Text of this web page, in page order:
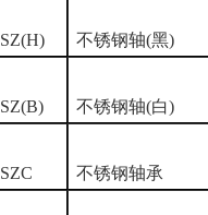
SZ(H) 不锈钢轴(黑)
SZ(B) 不锈钢轴(白)
SZC 不锈钢轴承